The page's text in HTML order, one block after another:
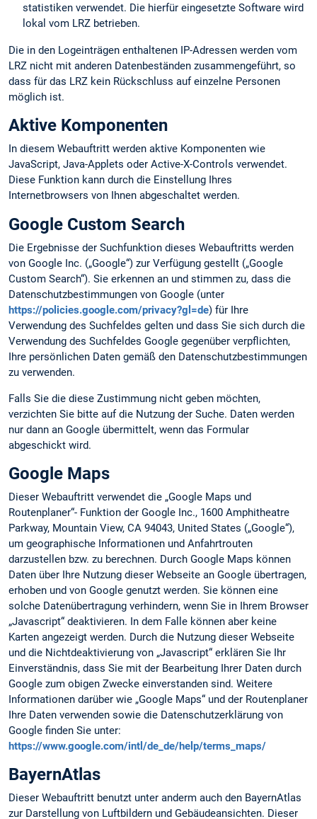
statistiken verwendet. Die hierfür eingesetzte Software wird
lokal vom LRZ betrieben.
Die in den Logeinträgen enthaltenen IP-Adressen werden vom
LRZ nicht mit anderen Datenbeständen zusammengeführt, so
dass für das LRZ kein Rückschluss auf einzelne Personen
möglich ist.
Aktive Komponenten
In diesem Webauftritt werden aktive Komponenten wie
JavaScript, Java-Applets oder Active-X-Controls verwendet.
Diese Funktion kann durch die Einstellung Ihres
Internetbrowsers von Ihnen abgeschaltet werden.
Google Custom Search
Die Ergebnisse der Suchfunktion dieses Webauftritts werden
von Google Inc. („Google“) zur Verfügung gestellt („Google
Custom Search“). Sie erkennen an und stimmen zu, dass die
Datenschutzbestimmungen von Google (unter
https://policies.google.com/privacy?gl=de) für Ihre
Verwendung des Suchfeldes gelten und dass Sie sich durch die
Verwendung des Suchfeldes Google gegenüber verpflichten,
Ihre persönlichen Daten gemäß den Datenschutzbestimmungen
zu verwenden.
Falls Sie die diese Zustimmung nicht geben möchten,
verzichten Sie bitte auf die Nutzung der Suche. Daten werden
nur dann an Google übermittelt, wenn das Formular
abgeschickt wird.
Google Maps
Dieser Webauftritt verwendet die „Google Maps und
Routenplaner“- Funktion der Google Inc., 1600 Amphitheatre
Parkway, Mountain View, CA 94043, United States („Google“),
um geographische Informationen und Anfahrtrouten
darzustellen bzw. zu berechnen. Durch Google Maps können
Daten über Ihre Nutzung dieser Webseite an Google übertragen,
erhoben und von Google genutzt werden. Sie können eine
solche Datenübertragung verhindern, wenn Sie in Ihrem Browser
„Javascript“ deaktivieren. In dem Falle können aber keine
Karten angezeigt werden. Durch die Nutzung dieser Webseite
und die Nichtdeaktivierung von „Javascript“ erklären Sie Ihr
Einverständnis, dass Sie mit der Bearbeitung Ihrer Daten durch
Google zum obigen Zwecke einverstanden sind. Weitere
Informationen darüber wie „Google Maps“ und der Routenplaner
Ihre Daten verwenden sowie die Datenschutzerklärung von
Google finden Sie unter:
https://www.google.com/intl/de_de/help/terms_maps/
BayernAtlas
Dieser Webauftritt benutzt unter anderm auch den BayernAtlas
zur Darstellung von Luftbildern und Gebäudeansichten. Dieser